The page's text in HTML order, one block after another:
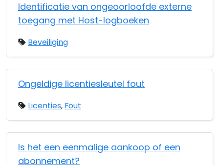
Identificatie van ongeoorloofde externe
toegang met Host-logboeken
Beveiliging
Ongeldige licentiesleutel fout
Licenties, Fout
Is het een eenmalige aankoop of een
abonnement?